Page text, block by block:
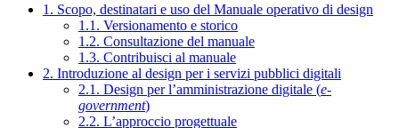
1. Scopo, destinatari e uso del Manuale operativo di design
1.1. Versionamento e storico
1.2. Consultazione del manuale
1.3. Contribuisci al manuale
2. Introduzione al design per i servizi pubblici digitali
2.1. Design per l’amministrazione digitale (e-
government)
2.2. L’approccio progettuale